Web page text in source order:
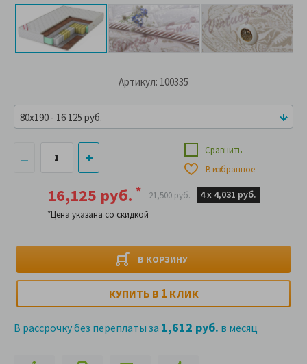
Артикул: 100335
16,125 руб. *
*Цена указана со скидкой
21,500 руб. 4 х 4,031 руб.
В КОРЗИНУ
Сравнить
В избранное
КУПИТЬ В 1 КЛИК
В рассрочку без переплаты за 1,612 руб. в месяц
80x190 - 16 125 руб.